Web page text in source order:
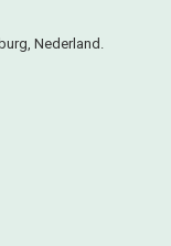
Nederland.